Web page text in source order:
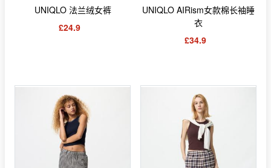
UNIQLO 法兰绒女裤
£24.9
UNIQLO AIRism女款棉长袖睡
衣
£34.9